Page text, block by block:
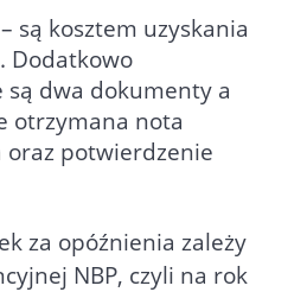
są kosztem uzyskania
Dodatkowo
są dwa dokumenty a
otrzymana nota
oraz potwierdzenie
za opóźnienia zależy
NBP, czyli na rok